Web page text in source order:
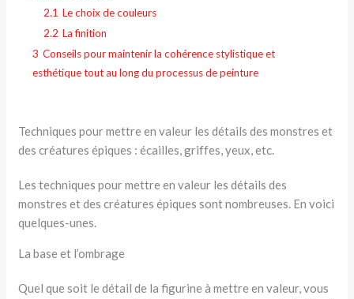
2.1 Le choix de couleurs
2.2 La finition
3 Conseils pour maintenir la cohérence stylistique et
esthétique tout au long du processus de peinture
Techniques pour mettre en valeur les détails des monstres et
des créatures épiques : écailles, griffes, yeux, etc.
Les techniques pour mettre en valeur les détails des
monstres et des créatures épiques sont nombreuses. En voici
quelques-unes.
La base et l’ombrage
Quel que soit le détail de la figurine à mettre en valeur, vous